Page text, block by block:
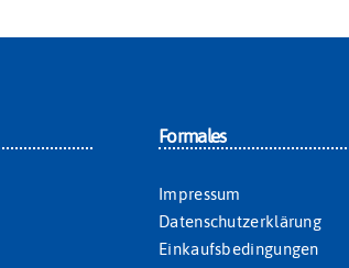
Formales
Impressum
Datenschutzerklärung
Einkaufsbedingungen